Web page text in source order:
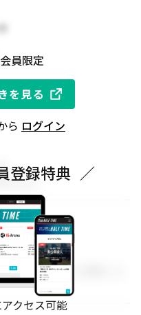
ちの方
ためのメンバーを募集しま
員限定
を見る
ら ログイン
登録特典 ／
クセス可能